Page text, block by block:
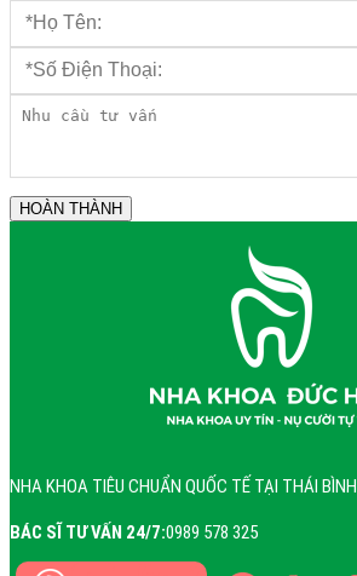
NHA KHOA TIÊU CHUẨN QUỐC TẾ TẠI THÁI BÌNH
BÁC SĨ TƯ VẤN 24/7:0989 578 325